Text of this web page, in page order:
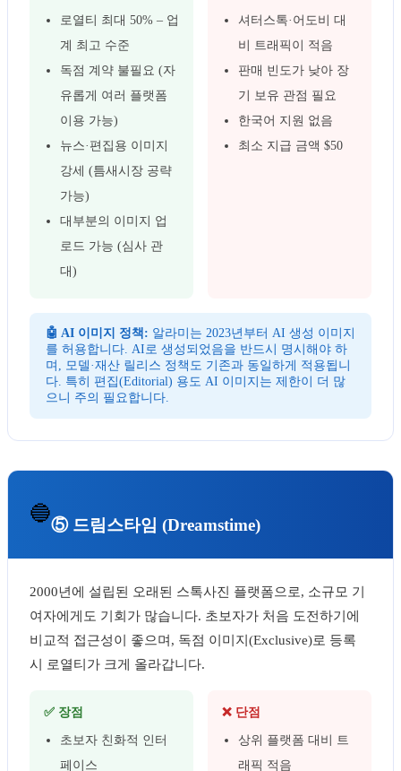
로열티 최대 50% – 업
계 최고 수준
독점 계약 불필요 (자
유롭게 여러 플랫폼
이용 가능)
뉴스·편집용 이미지
강세 (틈새시장 공략
가능)
대부분의 이미지 업
로드 가능 (심사 관
대)
셔터스톡·어도비 대
비 트래픽이 적음
판매 빈도가 낮아 장
기 보유 관점 필요
한국어 지원 없음
최소 지급 금액 $50
🤖 AI 이미지 정책: 알라미는 2023년부터 AI 생성 이미지
를 허용합니다. AI로 생성되었음을 반드시 명시해야 하
며, 모델·재산 릴리스 정책도 기존과 동일하게 적용됩니
다. 특히 편집(Editorial) 용도 AI 이미지는 제한이 더 많
으니 주의 필요합니다.
🔵⑤ 드림스타임 (Dreamstime)
2000년에 설립된 오래된 스톡사진 플랫폼으로, 소규모 기
여자에게도 기회가 많습니다. 초보자가 처음 도전하기에
비교적 접근성이 좋으며, 독점 이미지(Exclusive)로 등록
시 로열티가 크게 올라갑니다.
✅ 장점
초보자 친화적 인터
페이스
❌ 단점
상위 플랫폼 대비 트
래픽 적음